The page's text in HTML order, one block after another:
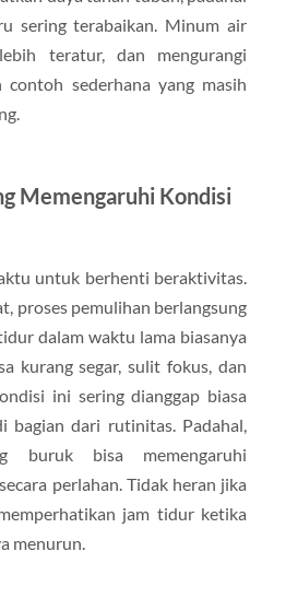
sering terabaikan. Minum air
teratur, dan mengurangi
contoh sederhana yang masih
Memengaruhi Kondisi
untuk berhenti beraktivitas.
proses pemulihan berlangsung
dalam waktu lama biasanya
kurang segar, sulit fokus, dan
ini sering dianggap biasa
bagian dari rutinitas. Padahal,
buruk bisa memengaruhi
perlahan. Tidak heran jika
jam tidur ketika
menurun.